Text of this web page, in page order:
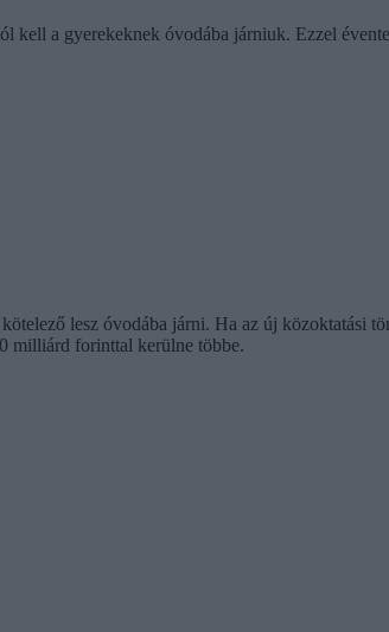
a gyerekeknek óvodába járniuk. Ezzel
lesz óvodába járni. Ha az új közoktatási
milliárd forinttal kerülne többe.